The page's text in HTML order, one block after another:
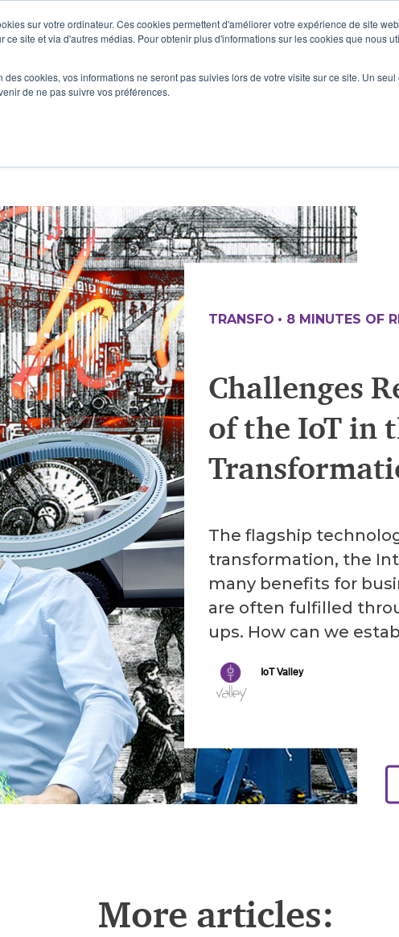
sur votre ordinateur. Ces cookies permettent d'améliorer votre expérience de site
ce site et via d'autres médias. Pour obtenir plus d'informations sur les cookies que nous
des cookies, vos informations ne seront pas suivies lors de votre visite sur ce site. Un
de ne pas suivre vos préférences.
TRANSFO • 8 MINUTES OF
Challenges
of the IoT in
The flagship
transformation, the
many benefits for
are often fulfilled
ups. How can we
IoT Valley
More articles: